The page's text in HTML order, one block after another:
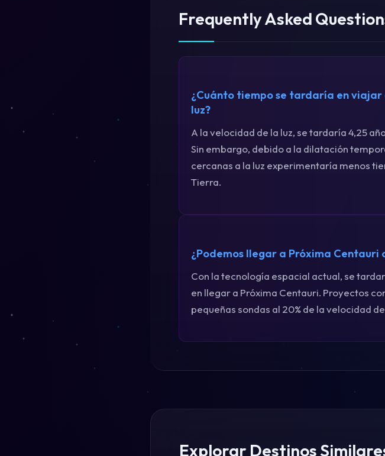
Frequently Asked
¿Cuánto tiempo se tardaría en
luz?
A la velocidad de la luz, se tardaría 4,25
Sin embargo, debido a la dilatación
cercanas a la luz experimentaría menos
Tierra.
¿Podemos llegar a Próxima
Con la tecnología espacial actual, se
en llegar a Próxima Centauri. Proyectos
pequeñas sondas al 20% de la velocidad
Explorar Destinos